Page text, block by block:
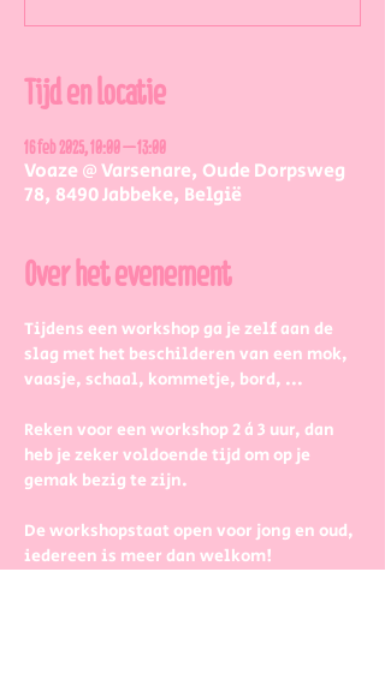
Tijd en locatie
16 feb 2025, 10:00 – 13:00
Voaze @ Varsenare, Oude Dorpsweg
78, 8490 Jabbeke, België
Over het evenement
Tijdens een workshop ga je zelf aan de
slag met het beschilderen van een mok,
vaasje, schaal, kommetje, bord, ...
Reken voor een workshop 2 à 3 uur, dan
heb je zeker voldoende tijd om op je
gemak bezig te zijn.
De workshopstaat open voor jong en oud,
iedereen is meer dan welkom!